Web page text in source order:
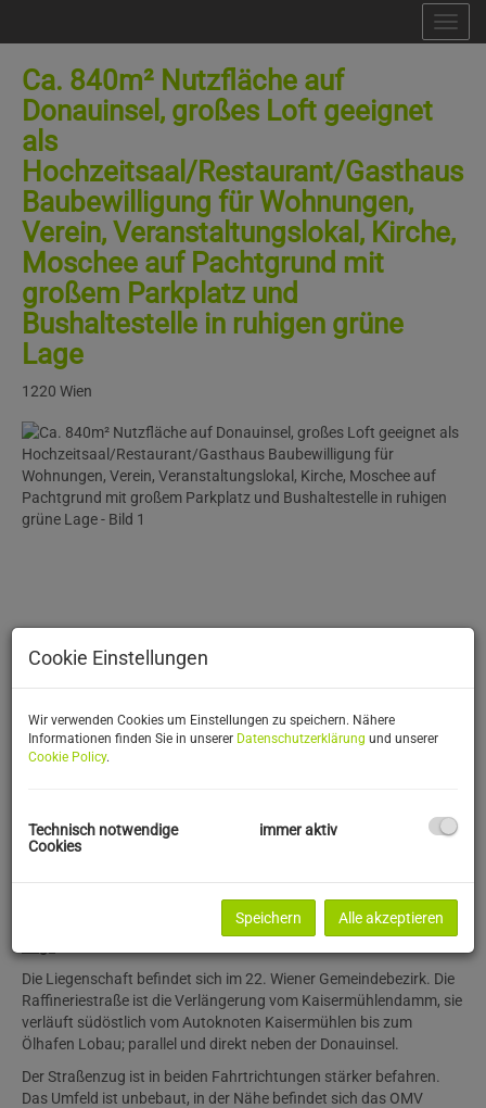
Ca. 840m² Nutzfläche auf
Donauinsel, großes Loft geeignet
als
Hochzeitsaal/Restaurant/Gasthaus
Baubewilligung für Wohnungen,
Verein, Veranstaltungslokal, Kirche,
Moschee auf Pachtgrund mit
großem Parkplatz und
Bushaltestelle in ruhigen grüne
Lage
1220 Wien
Die Liegenschaft befindet sich im 22. Wiener Gemeindebezirk. Die
Raffineriestraße ist die Verlängerung vom Kaisermühlendamm, sie
verläuft südöstlich vom Autoknoten Kaisermühlen bis zum
Ölhafen Lobau; parallel und direkt neben der Donauinsel.
Der Straßenzug ist in beiden Fahrtrichtungen stärker befahren.
Das Umfeld ist unbebaut, in der Nähe befindet sich das OMV
Cookie Einstellungen
Wir verwenden Cookies um Einstellungen zu speichern. Nähere
Informationen finden Sie in unserer Datenschutzerklärung und unserer
Cookie Policy.
Technisch notwendige
Cookies
immer aktiv
Speichern Alle akzeptieren